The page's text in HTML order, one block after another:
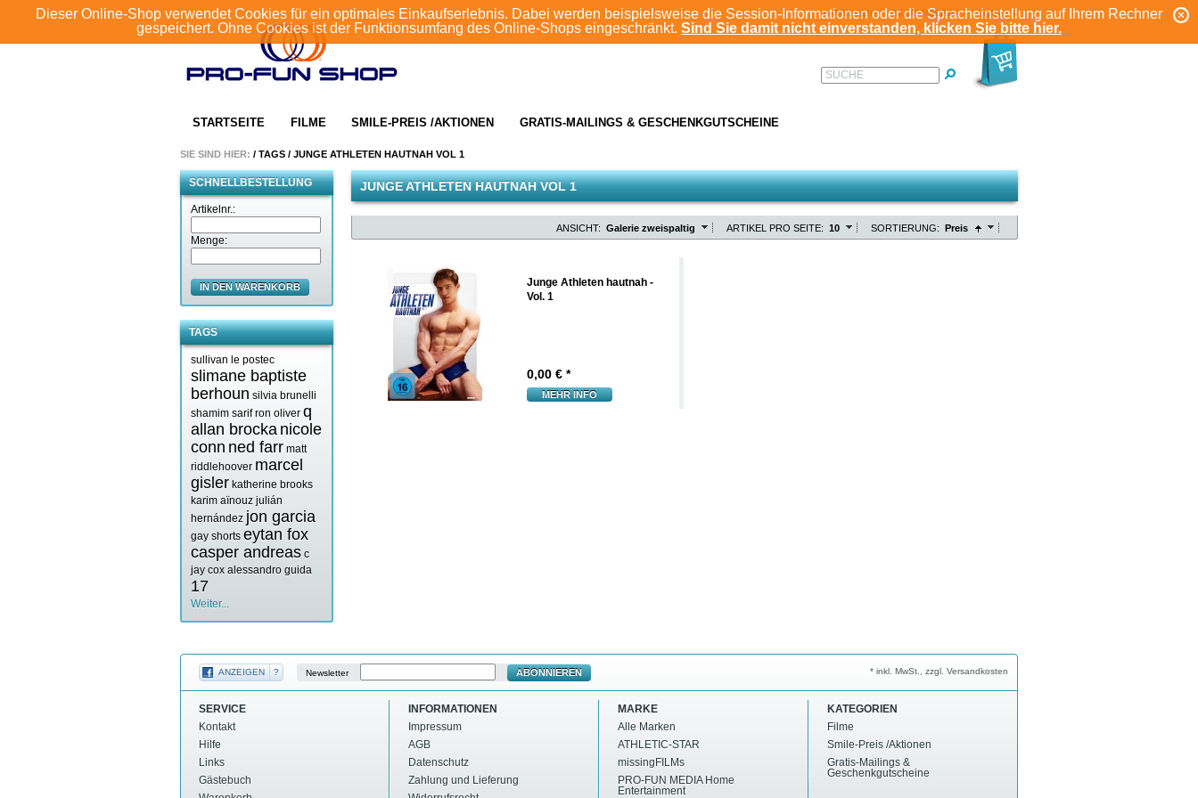
Dieser Online-Shop verwendet Cookies für ein optimales Einkaufserlebnis. Dabei werden beispielsweise die Session-Informationen oder die Spracheinstellung auf Ihrem Rechner
gespeichert. Ohne Cookies ist der Funktionsumfang des Online-Shops eingeschränkt. Sind Sie damit nicht einverstanden, klicken Sie bitte hier.
KONTO
ANMELDEN REGISTRIEREN
STARTSEITE FILME SMILE-PREIS /AKTIONEN GRATIS-MAILINGS & GESCHENKGUTSCHEINE
SUCHE
SIE SIND HIER: / TAGS / JUNGE ATHLETEN HAUTNAH VOL 1
SCHNELLBESTELLUNG
Artikelnr.:
Menge:
IN DEN WARENKORB
TAGS
sullivan le postec
slimane baptiste
berhoun silvia brunelli
shamim sarif ron oliver q
allan brocka nicole
conn ned farr matt
riddlehoover marcel
gisler katherine brooks
karim aïnouz julián
hernández jon garcia
gay shorts eytan fox
casper andreas c
jay cox alessandro guida
17
Weiter...
JUNGE ATHLETEN HAUTNAH VOL 1
SORTIERUNG: Preis
ARTIKEL PRO SEITE: 10
ANSICHT: Galerie zweispaltig
Junge Athleten hautnah -
Vol. 1
0,00 € *
MEHR INFO
ANZEIGEN ? Newsletter ABONNIEREN * inkl. MwSt., zzgl. Versandkosten
SERVICE
Kontakt
Hilfe
Links
Gästebuch
INFORMATIONEN
Impressum
AGB
Datenschutz
Zahlung und Lieferung
MARKE
Alle Marken
ATHLETIC-STAR
missingFILMs
PRO-FUN MEDIA Home
Entertainment
KATEGORIEN
Filme
Smile-Preis /Aktionen
Gratis-Mailings &
Geschenkgutscheine